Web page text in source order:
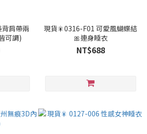
肩帶兩
可調)
現貨🎇0316-F01 可愛風蝴蝶結
🎀連身睡衣
NT$688